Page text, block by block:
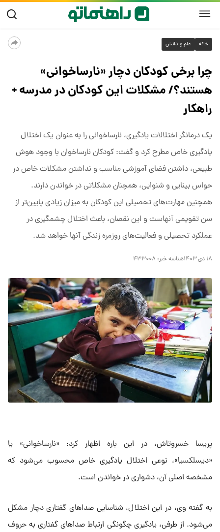
خانه علم و دانش
چرا برخی کودکان دچار «نارساخوانی»
هستند؟/ مشکلات این کودکان در مدرسه +
راهکار
یک درمانگر اختلالات یادگیری، نارساخوانی را به عنوان یک اختلال
یادگیری خاص مطرح کرد و گفت: کودکان نارساخوان با وجود هوش
طبیعی، داشتن فضای آموزشی مناسب و نداشتن مشکلات خاص در
حواس بینایی و شنوایی، همچنان مشکلاتی در خواندن دارند.
همچنین مهارت‌های تحصیلی این کودکان به میزان زیادی پایین‌تر از
سن تقویمی آنهاست و این نقصان، باعث اختلال چشمگیری در
عملکرد تحصیلی و فعالیت‌های روزمره زندگی آنها خواهد شد.
۱۸ دی ۱۴۰۳ شناسه خبر: ۴۳۳۰۰۸
پریسا خسروتاش،‌ در این باره اظهار کرد: «نارساخوانی» یا
«دیسلکسیا»، نوعی اختلال یادگیری خاص محسوب می‌شود که
مشخصه اصلی آن، دشواری در خواندن است.
به گفته وی، در این اختلال، شناسایی صداهای گفتاری دچار مشکل
می‌شود. از طرفی، یادگیری چگونگی ارتباط صداهای گفتاری به حروف